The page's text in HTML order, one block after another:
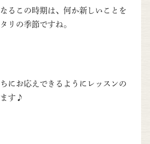
るこの時期は、何か新しいことを
リの季節ですね。
にお応えできるようにレッスンの
す♪